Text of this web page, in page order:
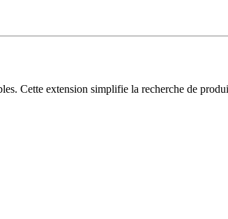
Cette extension simplifie la recherche de